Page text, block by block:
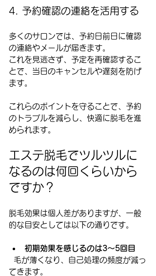
4. 予約確認の連絡を活用する
多くのサロンでは、予約日前日に確認
の連絡やメールが届きます。
これを見逃さず、予定を再確認するこ
とで、当日のキャンセルや遅刻を防げ
ます。
これらのポイントを守ることで、予約
のトラブルを減らし、快適に脱毛を進
められます。
エステ脱毛でツルツルに
なるのは何回くらいから
ですか？
脱毛効果は個人差がありますが、一般
的な目安としては以下の通りです。
初期効果を感じるのは3～5回目
てきます。